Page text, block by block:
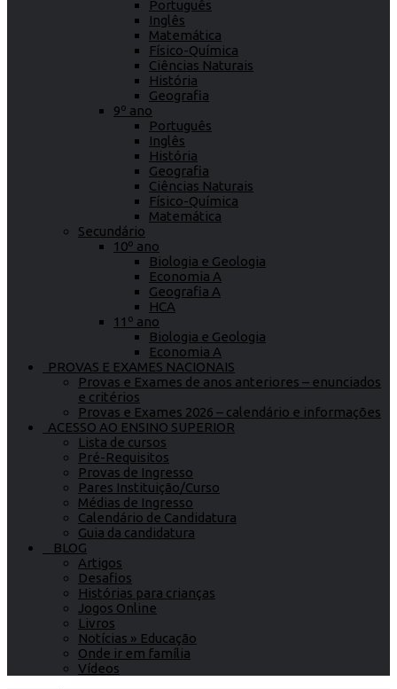
Português
Inglês
Matemática
Físico-Química
Ciências Naturais
História
Geografia
9º ano
Português
Inglês
História
Geografia
Ciências Naturais
Físico-Química
Matemática
Secundário
10º ano
Biologia e Geologia
Economia A
Geografia A
HCA
11º ano
Biologia e Geologia
Economia A
PROVAS E EXAMES NACIONAIS
Provas e Exames de anos anteriores – enunciados
e critérios
Provas e Exames 2026 – calendário e informações
ACESSO AO ENSINO SUPERIOR
Lista de cursos
Pré-Requisitos
Provas de Ingresso
Pares Instituição/Curso
Médias de Ingresso
Calendário de Candidatura
Guia da candidatura
BLOG
Artigos
Desafios
Histórias para crianças
Jogos Online
Livros
Notícias » Educação
Onde ir em família
Vídeos